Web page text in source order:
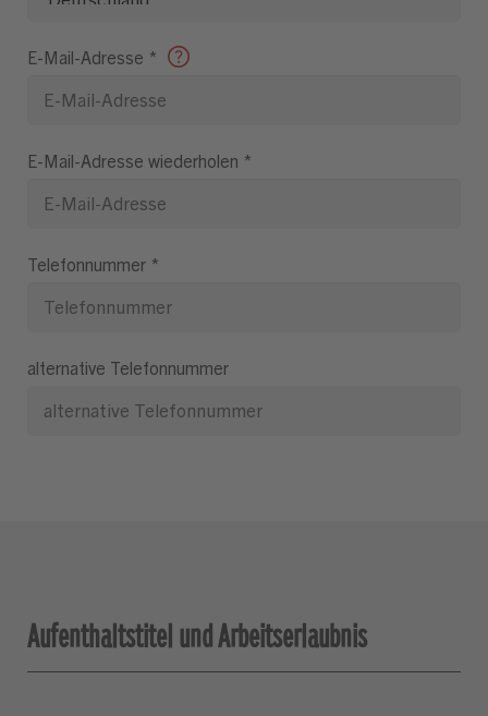
E-Mail-Adresse *
E-Mail-Adresse wiederholen *
Telefonnummer *
alternative Telefonnummer
Aufenthaltstitel und Arbeitserlaubnis